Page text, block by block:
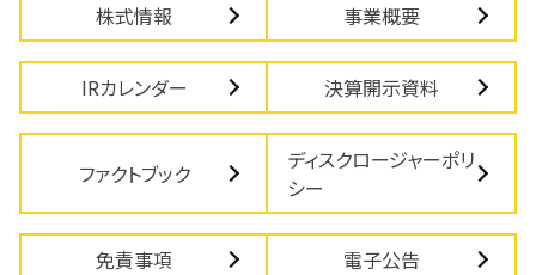
株式情報 事業概要
IRカレンダー 決算開示資料
ファクトブック
ディスクロージャーポリ
シー
免責事項 電子公告